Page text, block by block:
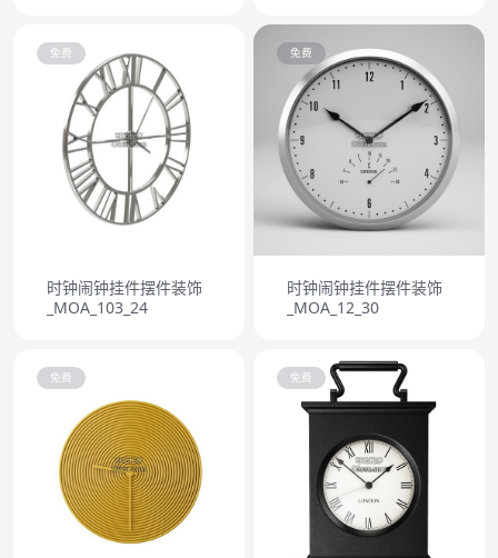
免费
时钟闹钟挂件摆件装饰
_MOA_103_24
免费
时钟闹钟挂件摆件装饰
_MOA_12_30
免费 免费